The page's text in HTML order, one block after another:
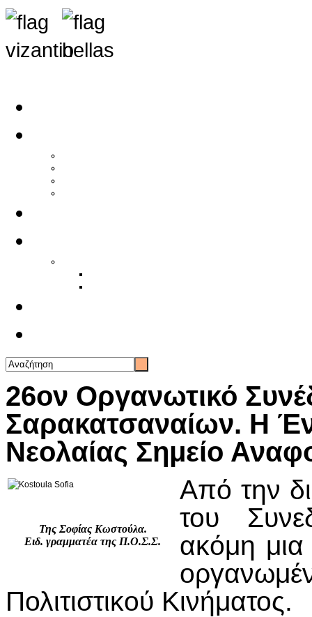
26ον Οργανωτικό
Σαρακατσαναίων. Η
Νεολαίας Σημείο
Της Σοφίας Κωστούλα.
Ειδ. γραμματέα της Π.Ο.Σ.Σ.
Από την
του
ακόμη
Πολιτιστικού Κινήματος.